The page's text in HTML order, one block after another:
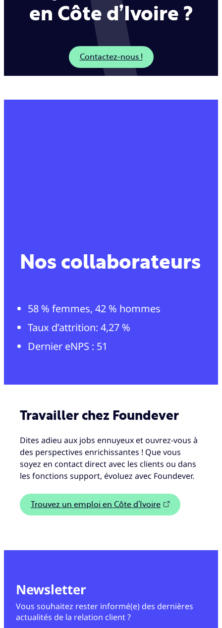
en Côte d’Ivoire ?
Contactez-nous !
Nos collaborateurs
58 % femmes, 42 % hommes
Taux d’attrition: 4,27 %
Dernier eNPS : 51
Travailler chez Foundever
Dites adieu aux jobs ennuyeux et ouvrez-vous à
des perspectives enrichissantes ! Que vous
soyez en contact direct avec les clients ou dans
les fonctions support, évoluez avec Foundever.
Trouvez un emploi en Côte d’Ivoire
Newsletter
Vous souhaitez rester informé(e) des dernières
actualités de la relation client ?